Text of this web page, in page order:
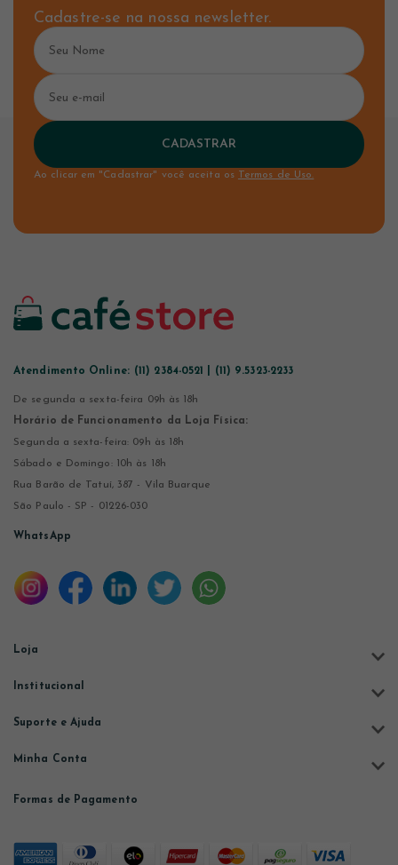
Cadastre-se na nossa newsletter.
CADASTRAR
Ao clicar em "Cadastrar" você aceita os Termos de Uso.
Atendimento Online: (11) 2384-0521 | (11) 9.5323-2233
De segunda a sexta-feira 09h às 18h
Horário de Funcionamento da Loja Física:
Segunda a sexta-feira: 09h às 18h
Sábado e Domingo: 10h às 18h
Rua Barão de Tatuí, 387 - Vila Buarque
São Paulo - SP - 01226-030
WhatsApp
Loja
Institucional
Suporte e Ajuda
Minha Conta
Formas de Pagamento